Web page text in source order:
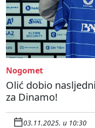
Nogomet
Olić dobio
za Dinamo!
03.11.2025. u 10:30